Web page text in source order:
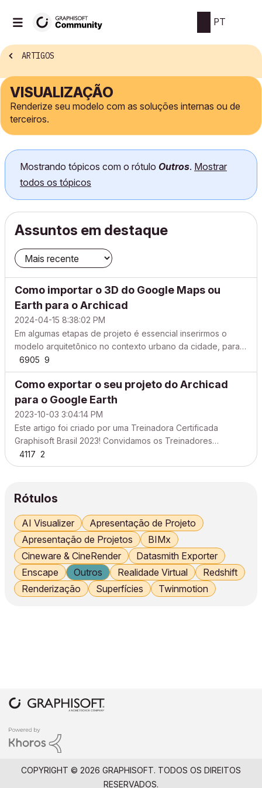
PT
ARTIGOS
VISUALIZAÇÃO
Renderize seu modelo com as soluções internas ou de
terceiros.
Mostrando tópicos com o rótulo Outros. Mostrar
todos os tópicos
Assuntos em destaque
Como importar o 3D do Google Maps ou
Earth para o Archicad
2024-04-15 8:38:02 PM
Em algumas etapas de projeto é essencial inserirmos o
modelo arquitetônico no contexto urbano da cidade, para
fazermos estudos ou visualizar como algumas decisões
impactam o entorno. Existem diversas formas de fazermos
isso no Archicad e uma delas é importando o modelo 3D
do...
6905 9
Como exportar o seu projeto do Archicad
para o Google Earth
2023-10-03 3:04:14 PM
Este artigo foi criado por uma Treinadora Certificada
Graphisoft Brasil 2023! Convidamos os Treinadores
Certificados da Graphisoft Brasil para compartilhar dicas e
truques no Archicad. Neste artigo, vamos aprender com a
4117 2
Rótulos
AI Visualizer
Apresentação de Projeto
Apresentação de Projetos
BIMx
Cineware & CineRender
Datasmith Exporter
Enscape
Outros Realidade Virtual
Redshift
Renderização
Superfícies Twinmotion
COPYRIGHT © 2026 GRAPHISOFT. TODOS OS DIREITOS
RESERVADOS.